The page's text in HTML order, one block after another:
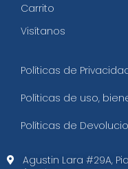
Carrito
Visítanos
Políticas de
Políticas de uso,
Políticas de
Agustin Lara #29A,